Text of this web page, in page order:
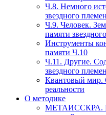
Ч.8. Немного
звездного
Ч.9. Человек.
памяти
Инструменты
памяти Ч.10
Ч.11. Другие.
звездного
Квантовый мир.
реальности
О методике
МЕТАИССКРА.